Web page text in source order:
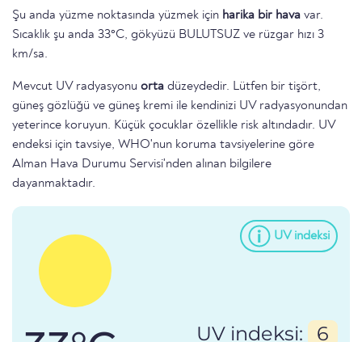
Şu anda yüzme noktasında yüzmek için harika bir hava var.
Sıcaklık şu anda 33°C, gökyüzü BULUTSUZ ve rüzgar hızı 3
km/sa.
Mevcut UV radyasyonu orta düzeydedir. Lütfen bir tişört,
güneş gözlüğü ve güneş kremi ile kendinizi UV radyasyonundan
yeterince koruyun. Küçük çocuklar özellikle risk altındadır. UV
endeksi için tavsiye, WHO'nun koruma tavsiyelerine göre
Alman Hava Durumu Servisi'nden alınan bilgilere
dayanmaktadır.
UV indeksi
UV indeksi: 6